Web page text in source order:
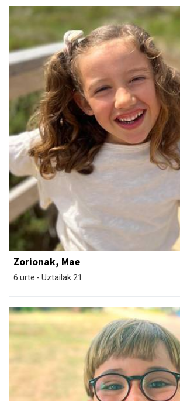
Zorionak, Mae
6 urte - Uztailak 21